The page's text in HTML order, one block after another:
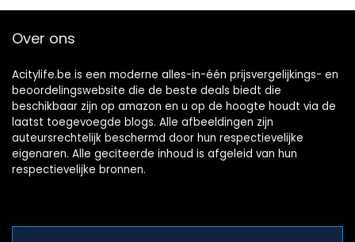
Over ons
Acitylife.be is een moderne alles-in-één prijsvergelijkings- en
beoordelingswebsite die de beste deals biedt die
beschikbaar zijn op amazon en u op de hoogte houdt via de
laatst toegevoegde blogs. Alle afbeeldingen zijn
auteursrechtelijk beschermd door hun respectievelijke
eigenaren. Alle geciteerde inhoud is afgeleid van hun
respectievelijke bronnen.